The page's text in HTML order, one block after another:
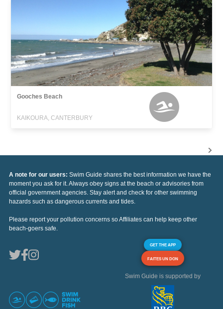
Gooches Beach
KAIKOURA, CANTERBURY
A note for our users: Swim Guide shares the best information we have the
moment you ask for it. Always obey signs at the beach or advisories from
official government agencies. Stay alert and check for other swimming
hazards such as dangerous currents and tides.
Please report your pollution concerns so Affiliates can help keep other
beach-goers safe.
GET THE APP
FAITES UN DON
Swim Guide is supported by